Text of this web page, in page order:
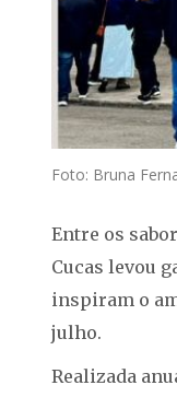
Foto: Bruna
Entre os
Cucas levou
inspiram o
julho.
Realizada